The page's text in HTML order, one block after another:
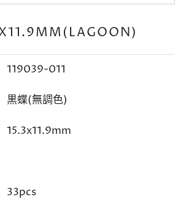
119039-011
黒蝶(無調色)
15.3x11.9mm
33pcs